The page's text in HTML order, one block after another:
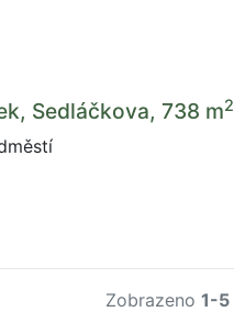
Sedláčkova, 738 m2
Zobrazeno 1-5